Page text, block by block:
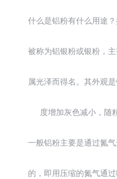
什么是铝粉有什么用途
被称为铝银粉或银粉，
属光泽而得名。其外观
度增加灰色减小，随
一般铝粉主要是通过氮
的，即用压缩的氮气通